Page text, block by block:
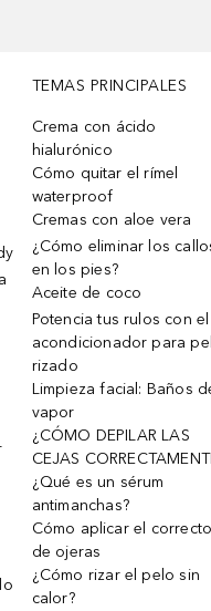
TEMAS PRINCIPALES
Crema con ácido
hialurónico
Cómo quitar el rímel
waterproof
Cremas con aloe vera
¿Cómo eliminar los
en los pies?
Aceite de coco
Potencia tus rulos con el
acondicionador para
rizado
Limpieza facial: Baños
vapor
¿CÓMO DEPILAR LAS
CEJAS
¿Qué es un sérum
antimanchas?
Cómo aplicar el
de ojeras
¿Cómo rizar el pelo sin
calor?